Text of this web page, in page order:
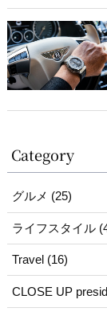
Category
グルメ (25)
ライフスタイル
Travel (16)
CLOSE UP